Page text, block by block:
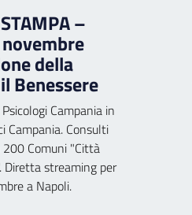
–
della
Benessere
Campania in
Campania. Consulti
Comuni "Città
Diretta streaming per
a Napoli.